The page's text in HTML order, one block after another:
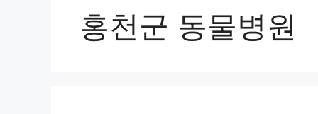
홍천군 동물병원